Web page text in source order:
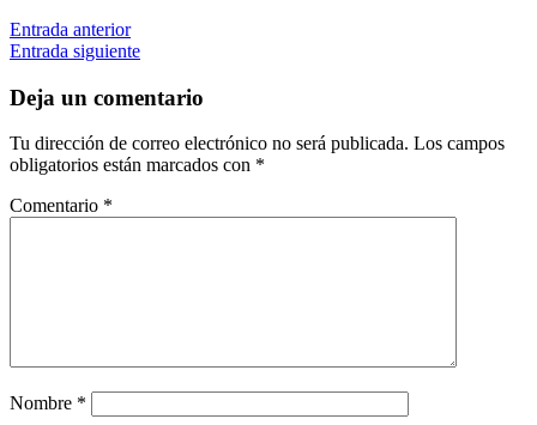
Navegación
de
entradas
Entrada anterior
Entrada siguiente
Deja un comentario
Tu dirección de correo electrónico no será publicada. Los campos
obligatorios están marcados con *
Comentario *
Nombre *